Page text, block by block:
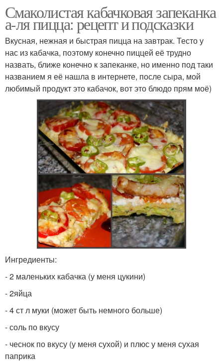
Смаколистая кабачковая запеканка
а-ля пицца: рецепт и подсказки
Вкусная, нежная и быстрая пицца на завтрак. Тесто у
нас из кабачка, поэтому конечно пиццей её трудно
назвать, ближе конечно к запеканке, но именно под таки
названием я её нашла в интернете, после сыра, мой
любимый продукт это кабачок, вот это блюдо прям моё)
Ингредиенты:
- 2 маленьких кабачка (у меня цукини)
- 2яйца
- 4 ст л муки (может быть немного больше)
- соль по вкусу
- чеснок по вкусу (у меня сухой) и плюс у меня сухая
паприка